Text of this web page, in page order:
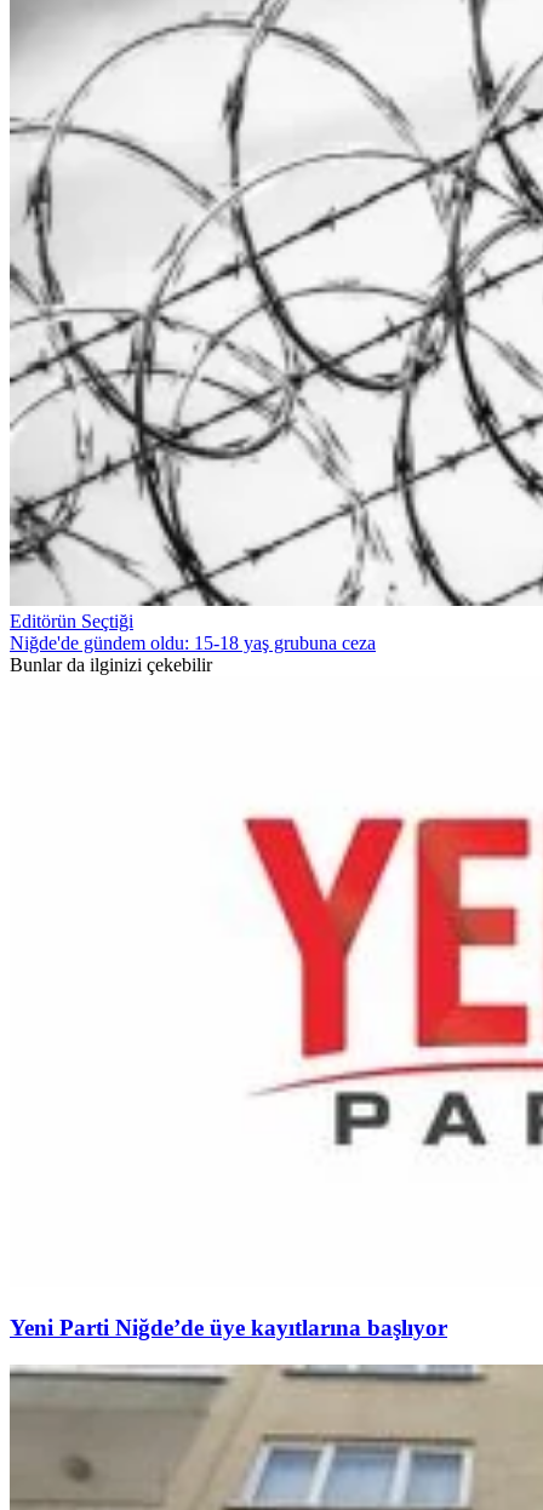
Editörün Seçtiği
Niğde'de gündem oldu: 15-18 yaş grubuna ceza
Bunlar da ilginizi çekebilir
Yeni Parti Niğde’de üye kayıtlarına başlıyor